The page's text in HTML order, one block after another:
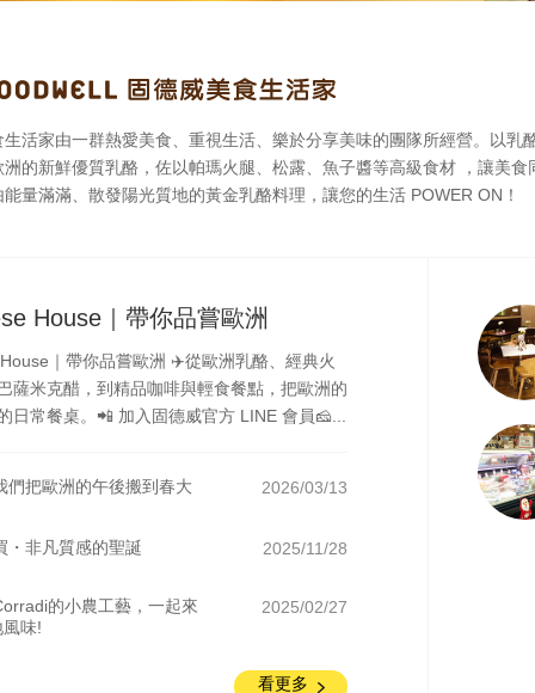
活家由一群熱愛美食、重視生活、樂於分享美味的團隊所經營。以
的新鮮優質乳酪，佐以帕瑪火腿、松露、魚子醬等高級食材 ，讓美
量滿滿、散發陽光質地的黃金乳酪料理，讓您的生活 POWER ON！
House｜帶你品嘗歐洲
｜帶你品嘗歐洲 ✈️從歐洲乳酪、經典火
薩米克醋，到精品咖啡與輕食餐點，把歐洲的
日常餐桌。📲 加入固德威官方 LINE 會員🧀...
們把歐洲的午後搬到春大 2026/03/13
・非凡質感的聖誕 2025/11/28
的小農工藝，一起來
味!
2025/02/27
看更多